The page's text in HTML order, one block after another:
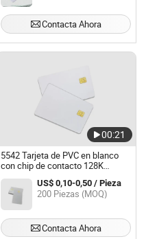
Contacta Ahora
00:21
5542 Tarjeta de PVC en blanco
con chip de contacto 128K
Tarjeta de contacto dual
US$ 0,10-0,50 / Pieza
200 Piezas (MOQ)
Contacta Ahora